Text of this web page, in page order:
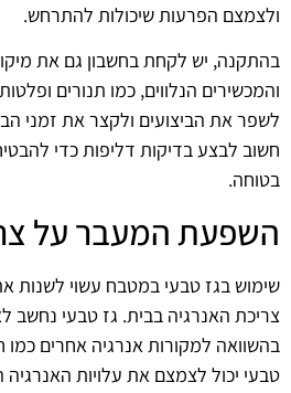
ולצמצם הפרעות שיכולות להתרחש.
בהתקנה, יש לקחת בחשבון גם את
והמכשירים הנלווים, כמו תנורים
לשפר את הביצועים ולקצר את זמני
חשוב לבצע בדיקות דליפות כדי
בטוחה.
השפעת המעבר על
שימוש בגז טבעי במטבח עשוי לשנות
צריכת האנרגיה בבית. גז טבעי נחשב
בהשוואה למקורות אנרגיה אחרים
טבעי יכול לצמצם את עלויות האנרגיה